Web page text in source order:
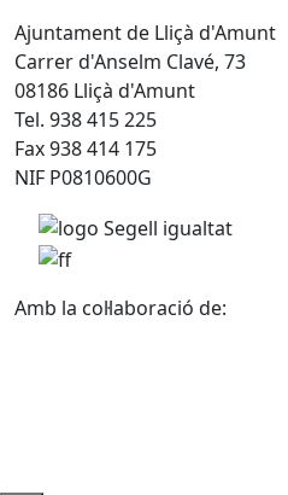
Ajuntament de Lliçà d'Amunt
Carrer d'Anselm Clavé, 73
08186 Lliçà d'Amunt
Tel. 938 415 225
Fax 938 414 175
NIF P0810600G
Amb la col·laboració de: